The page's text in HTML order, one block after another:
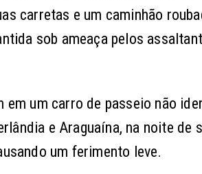
carretas e um caminhão
sob ameaça pelos
um carro de passeio não
e Araguaína, na noite de
um ferimento leve.